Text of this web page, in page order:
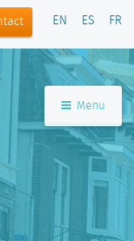
EN ES FR
Menu